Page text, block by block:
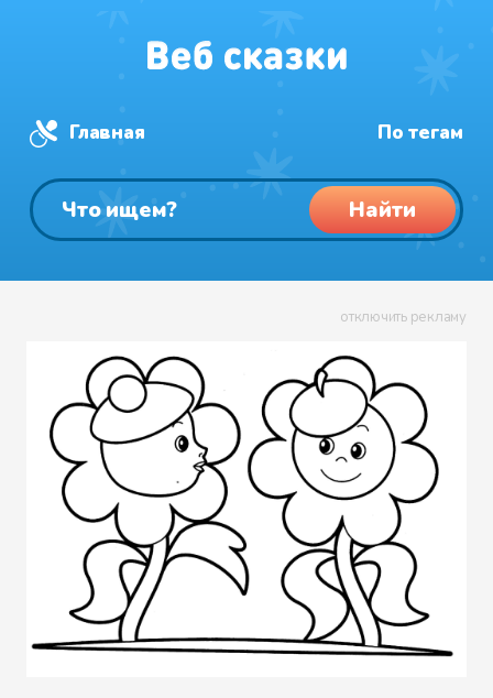
Главная По тегам
Найти
отключить рекламу